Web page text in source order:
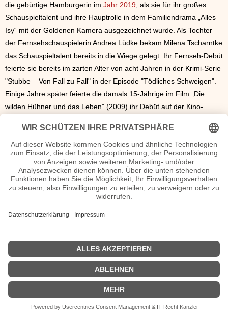
die gebürtige Hamburgerin im Jahr 2019, als sie für ihr großes
Schauspieltalent und ihre Hauptrolle in dem Familiendrama „Alles
Isy“ mit der Goldenen Kamera ausgezeichnet wurde. Als Tochter
der Fernsehschauspielerin Andrea Lüdke bekam Milena Tscharntke
das Schauspieltalent bereits in die Wiege gelegt. Ihr Fernseh-Debüt
feierte sie bereits im zarten Alter von acht Jahren in der Krimi-Serie
"Stubbe – Von Fall zu Fall" in der Episode "Tödliches Schweigen".
Einige Jahre später feierte die damals 15-Jährige im Film „Die
wilden Hühner und das Leben" (2009) ihr Debüt auf der Kino-
Talent in den verschiedensten Krimi-Serien und Kinofilmen. Seit
einigen Jahren gehört Milena Tscharntke auch zur
Jugendtheatergruppe des Hamburger Thalia Theaters.
Milena Tscharntke Seiten, Kurzbio, Familie, verheiratet, Herkunft etc.
Instagram Seite
| © 2013–2023 was-war-wann.de. Alle Rechte vorbehalten. |
| Kurzbio | Vita | Herkunft |